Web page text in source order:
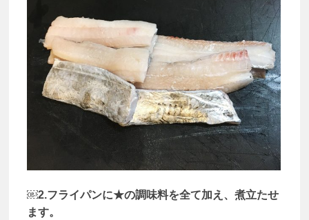
￼2.フライパンに★の調味料を全て加え、煮立たせ
ます。